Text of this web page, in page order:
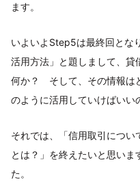
ます。
いよいよStep5は最終回とな
活用方法」と題しまして、貸
何か？ そして、その情報は
のように活用していけばい
それでは、「信用取引につ
とは？」を終えたいと思い
た。